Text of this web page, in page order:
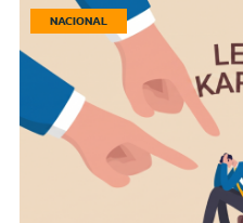
NACIONAL